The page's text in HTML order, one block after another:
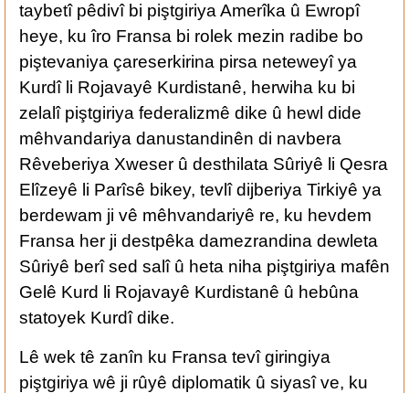
taybetî pêdivî bi piştgiriya Amerîka û Ewropî
heye, ku îro Fransa bi rolek mezin radibe bo
piştevaniya çareserkirina pirsa neteweyî ya
Kurdî li Rojavayê Kurdistanê, herwiha ku bi
zelalî piştgiriya federalizmê dike û hewl dide
mêhvandariya danustandinên di navbera
Rêveberiya Xweser û desthilata Sûriyê li Qesra
Elîzeyê li Parîsê bikey, tevlî dijberiya Tirkiyê ya
berdewam ji vê mêhvandariyê re, ku hevdem
Fransa her ji destpêka damezrandina dewleta
Sûriyê berî sed salî û heta niha piştgiriya mafên
Gelê Kurd li Rojavayê Kurdistanê û hebûna
statoyek Kurdî dike.
Lê wek tê zanîn ku Fransa tevî giringiya
piştgiriya wê ji rûyê diplomatik û siyasî ve, ku